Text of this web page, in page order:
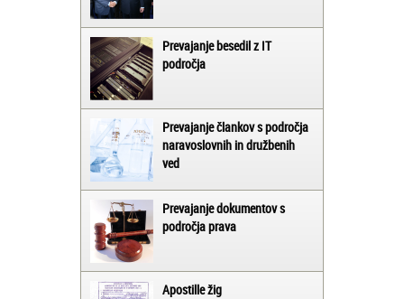
Prevajanje besedil z IT
področja
Prevajanje člankov s področja
naravoslovnih in družbenih
ved
Prevajanje dokumentov s
področja prava
Apostille žig